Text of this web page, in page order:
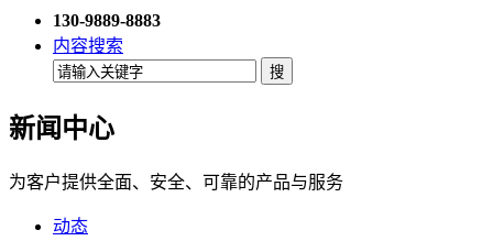
130-9889-8883
内容搜索
新闻中心
为客户提供全面、安全、可靠的产品与服务
动态